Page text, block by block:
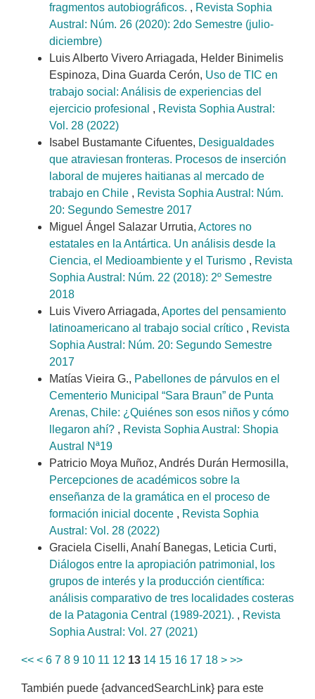
fragmentos autobiográficos. , Revista Sophia
Austral: Núm. 26 (2020): 2do Semestre (julio-
diciembre)
Luis Alberto Vivero Arriagada, Helder Binimelis
Espinoza, Dina Guarda Cerón, Uso de TIC en
trabajo social: Análisis de experiencias del
ejercicio profesional , Revista Sophia Austral:
Vol. 28 (2022)
Isabel Bustamante Cifuentes, Desigualdades
que atraviesan fronteras. Procesos de inserción
laboral de mujeres haitianas al mercado de
trabajo en Chile , Revista Sophia Austral: Núm.
20: Segundo Semestre 2017
Miguel Ángel Salazar Urrutia, Actores no
estatales en la Antártica. Un análisis desde la
Ciencia, el Medioambiente y el Turismo , Revista
Sophia Austral: Núm. 22 (2018): 2º Semestre
2018
Luis Vivero Arriagada, Aportes del pensamiento
latinoamericano al trabajo social crítico , Revista
Sophia Austral: Núm. 20: Segundo Semestre
2017
Matías Vieira G., Pabellones de párvulos en el
Cementerio Municipal “Sara Braun” de Punta
Arenas, Chile: ¿Quiénes son esos niños y cómo
llegaron ahí? , Revista Sophia Austral: Shopia
Austral Nª19
Patricio Moya Muñoz, Andrés Durán Hermosilla,
Percepciones de académicos sobre la
enseñanza de la gramática en el proceso de
formación inicial docente , Revista Sophia
Austral: Vol. 28 (2022)
Graciela Ciselli, Anahí Banegas, Leticia Curti,
Diálogos entre la apropiación patrimonial, los
grupos de interés y la producción científica:
análisis comparativo de tres localidades costeras
de la Patagonia Central (1989-2021). , Revista
Sophia Austral: Vol. 27 (2021)
<< < 6 7 8 9 10 11 12 13 14 15 16 17 18 > >>
También puede {advancedSearchLink} para este